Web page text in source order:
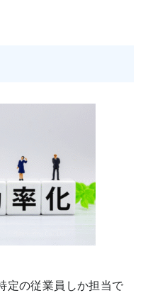
定の従業員しか担当で